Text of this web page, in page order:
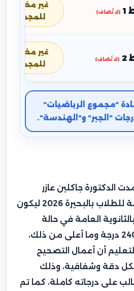
(لا تُضاف)
غير مضافة
للمجموع
(لا تُضاف)
غير مضافة
للمجموع
"مجموع الرياضيات"
"الجبر" و"الهندسة".
الدكتورة جاكلين عازر
تنسيق الثانوية العامة للطلاب بالبحيرة 2026 ليكون
العامة في حالة
حصول الطالب على 240 درجة وما أعلى من ذلك،
أن أعمال التصحيح
دقة وشفافية، وذلك
على درجاته كاملة، كما تم